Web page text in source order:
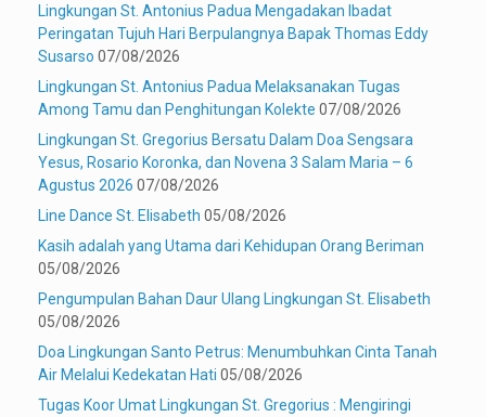
Lingkungan St. Antonius Padua Mengadakan Ibadat
Peringatan Tujuh Hari Berpulangnya Bapak Thomas Eddy
Susarso 07/08/2026
Lingkungan St. Antonius Padua Melaksanakan Tugas
Among Tamu dan Penghitungan Kolekte 07/08/2026
Lingkungan St. Gregorius Bersatu Dalam Doa Sengsara
Yesus, Rosario Koronka, dan Novena 3 Salam Maria – 6
Agustus 2026 07/08/2026
Line Dance St. Elisabeth 05/08/2026
Kasih adalah yang Utama dari Kehidupan Orang Beriman
05/08/2026
Pengumpulan Bahan Daur Ulang Lingkungan St. Elisabeth
05/08/2026
Doa Lingkungan Santo Petrus: Menumbuhkan Cinta Tanah
Air Melalui Kedekatan Hati 05/08/2026
Tugas Koor Umat Lingkungan St. Gregorius : Mengiringi